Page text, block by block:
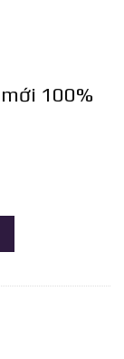
100%